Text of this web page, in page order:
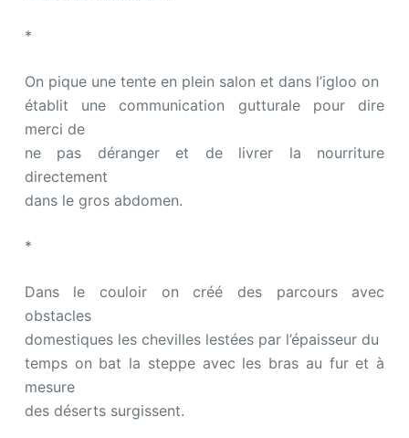
*
On pique une tente en plein salon et dans l’igloo on
établit une communication gutturale pour dire
merci de
ne pas déranger et de livrer la nourriture
directement
dans le gros abdomen.
*
Dans le couloir on créé des parcours avec
obstacles
domestiques les chevilles lestées par l’épaisseur du
temps on bat la steppe avec les bras au fur et à
mesure
des déserts surgissent.